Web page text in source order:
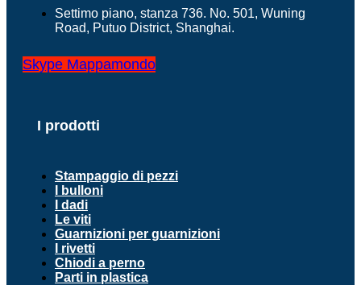
Settimo piano, stanza 736. No. 501, Wuning
Road, Putuo District, Shanghai.
Skype Mappamondo
I prodotti
Stampaggio di pezzi
I bulloni
I dadi
Le viti
Guarnizioni per guarnizioni
I rivetti
Chiodi a perno
Parti in plastica